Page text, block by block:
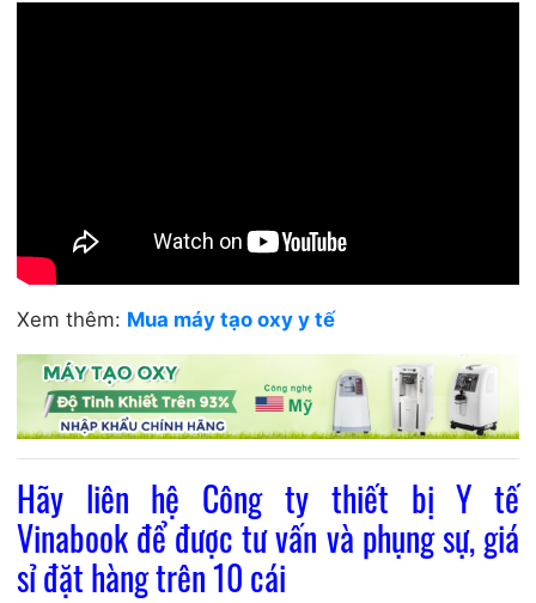
Xem thêm: Mua máy tạo oxy y tế
Hãy liên hệ Công ty thiết bị Y tế
Vinabookđể được tư vấn và phụng sự, giá
sỉ đặt hàng trên 10 cái